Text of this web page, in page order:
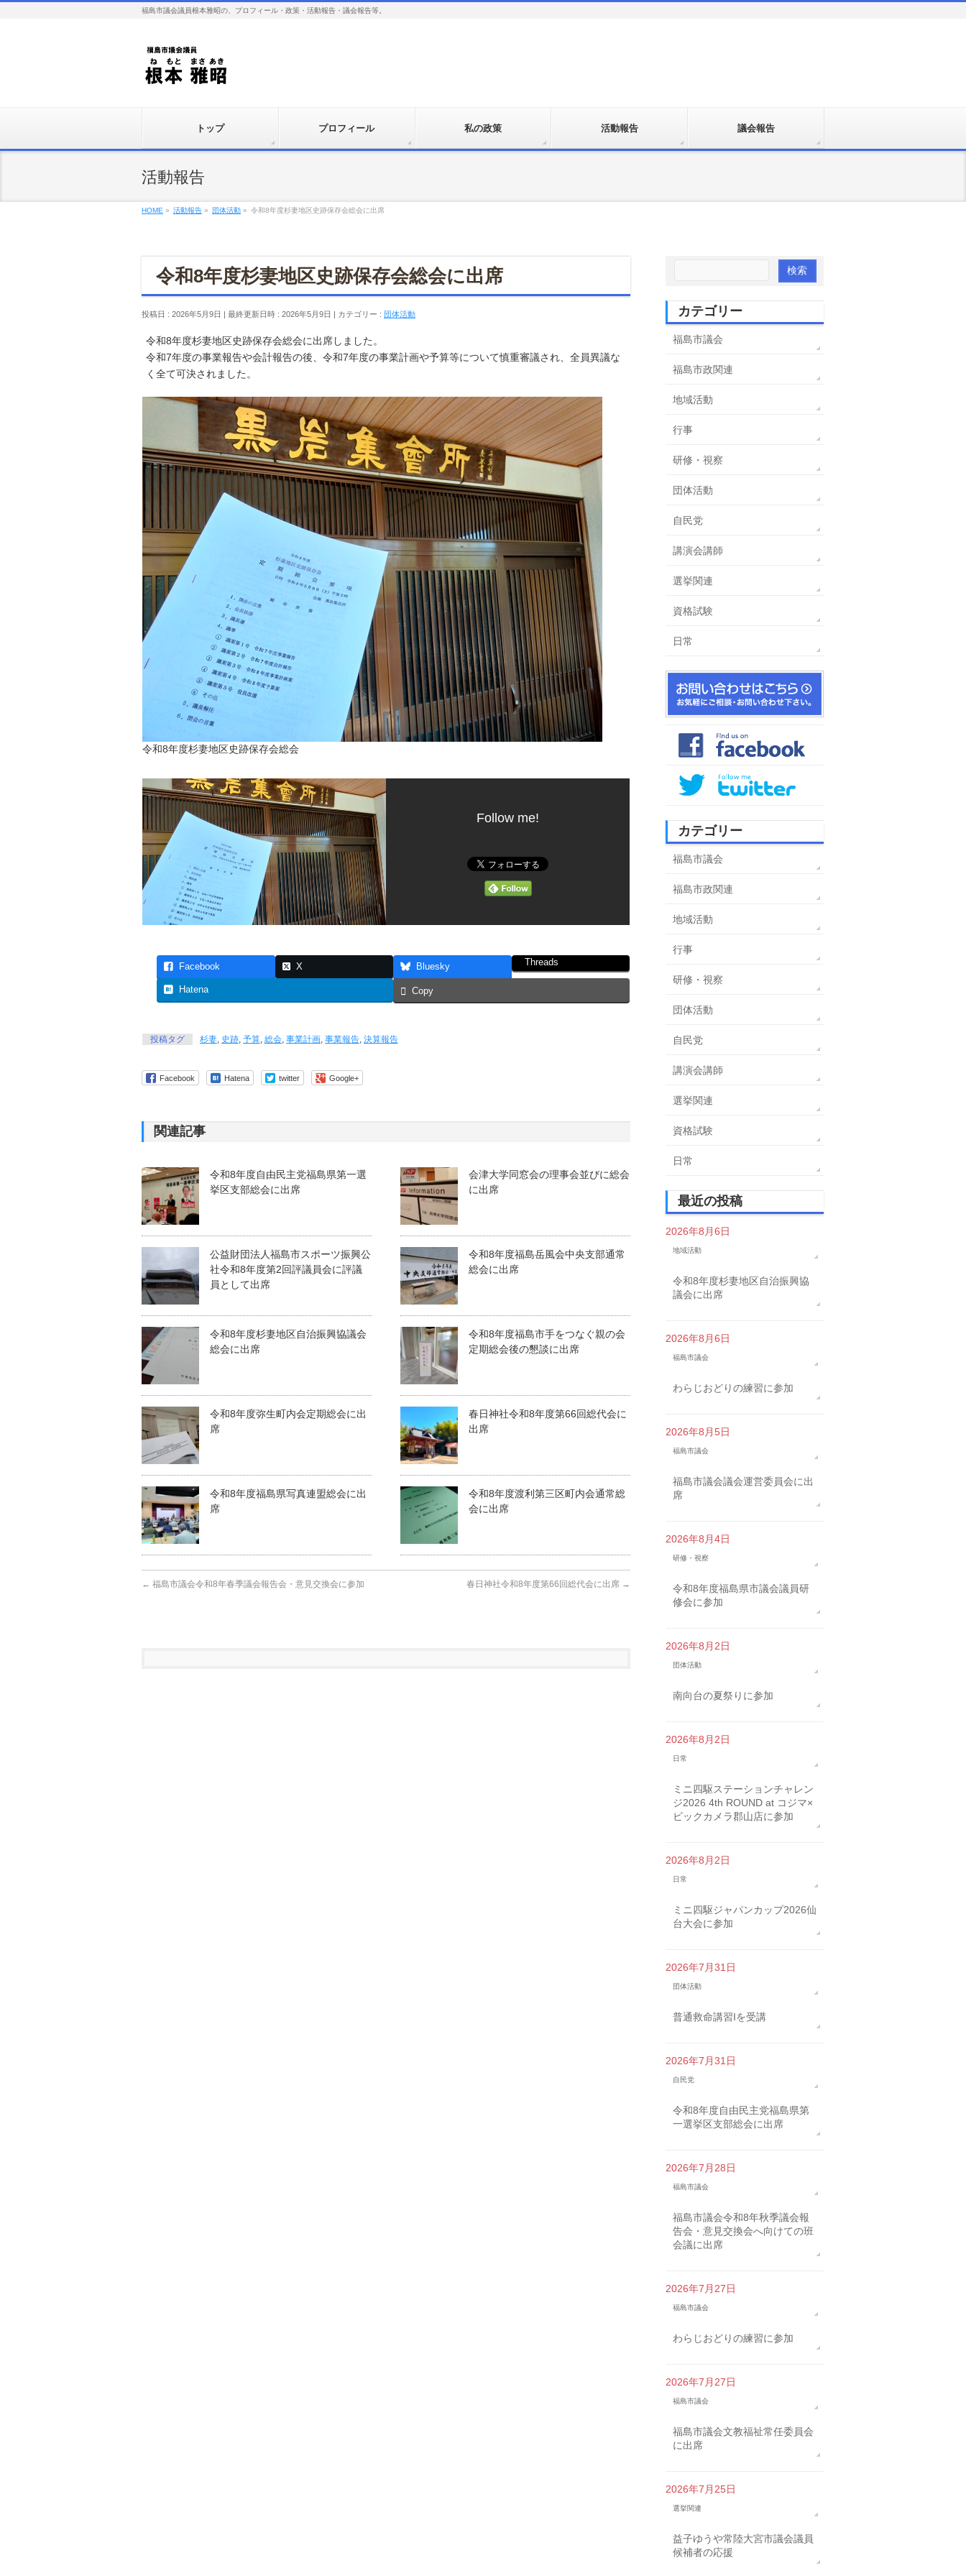
福島市議会議員根本雅昭の、プロフィール・政策・活動報告・議会報告等。
トップ プロフィール 私の政策 活動報告 議会報告
活動報告
HOME » 活動報告 » 団体活動 » 令和8年度杉妻地区史跡保存会総会に出席
令和8年度杉妻地区史跡保存会総会に出席
投稿日 : 2026年5月9日 最終更新日時 : 2026年5月9日 カテゴリー : 団体活動
令和8年度杉妻地区史跡保存会総会に出席しました。
令和7年度の事業報告や会計報告の後、令和7年度の事業計画や予算等について慎重審議され、全員異議な
く全て可決されました。
令和8年度杉妻地区史跡保存会総会
Follow me!
Facebook X Bluesky Threads
Hatena Copy
投稿タグ 杉妻, 史跡, 予算, 総会, 事業計画, 事業報告, 決算報告
Facebook Hatena twitter Google+
関連記事
令和8年度自由民主党福島県第一選
挙区支部総会に出席
会津大学同窓会の理事会並びに総会
に出席
公益財団法人福島市スポーツ振興公
社令和8年度第2回評議員会に評議
員として出席
令和8年度福島岳風会中央支部通常
総会に出席
令和8年度杉妻地区自治振興協議会
総会に出席
令和8年度福島市手をつなぐ親の会
定期総会後の懇談に出席
令和8年度弥生町内会定期総会に出
席
春日神社令和8年度第66回総代会に
出席
令和8年度福島県写真連盟総会に出
席
令和8年度渡利第三区町内会通常総
会に出席
← 福島市議会令和8年春季議会報告会・意見交換会に参加 春日神社令和8年度第66回総代会に出席 →
カテゴリー
福島市議会
福島市政関連
地域活動
行事
研修・視察
団体活動
自民党
講演会講師
選挙関連
資格試験
日常
カテゴリー
福島市議会
福島市政関連
地域活動
行事
研修・視察
団体活動
自民党
講演会講師
選挙関連
資格試験
日常
最近の投稿
2026年8月6日
地域活動
令和8年度杉妻地区自治振興協
議会に出席
2026年8月6日
福島市議会
わらじおどりの練習に参加
2026年8月5日
福島市議会
福島市議会議会運営委員会に出
席
2026年8月4日
研修・視察
令和8年度福島県市議会議員研
修会に参加
2026年8月2日
団体活動
南向台の夏祭りに参加
2026年8月2日
日常
ミニ四駆ステーションチャレン
ジ2026 4th ROUND at コジマ×
ビックカメラ郡山店に参加
2026年8月2日
日常
ミニ四駆ジャパンカップ2026仙
台大会に参加
2026年7月31日
団体活動
普通救命講習Iを受講
2026年7月31日
自民党
令和8年度自由民主党福島県第
一選挙区支部総会に出席
2026年7月28日
福島市議会
福島市議会令和8年秋季議会報
告会・意見交換会へ向けての班
会議に出席
2026年7月27日
福島市議会
わらじおどりの練習に参加
2026年7月27日
福島市議会
福島市議会文教福祉常任委員会
に出席
2026年7月25日
選挙関連
益子ゆうや常陸大宮市議会議員
候補者の応援